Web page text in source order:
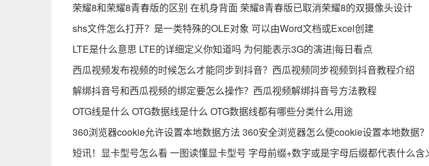
荣耀8和荣耀8青春版的区别 在机身背面 荣耀8青春版已取消荣耀8的双摄像头设计
shs文件怎么打开？是一类特殊的OLE对象 可以由Word文档或Excel创建
LTE是什么意思 LTE的详细定义你知道吗 为何能表示3G的演进|每日看点
西瓜视频发布视频的时候怎么才能同步到抖音？西瓜视频同步视频到抖音教程介绍
解绑抖音号和西瓜视频的绑定要怎么操作？西瓜视频解绑抖音号方法教程
OTG线是什么 OTG数据线是什么 OTG数据线都有哪些分类什么用途
360浏览器cookie允许设置本地数据方法 360安全浏览器怎么使cookie设置本地数据？
短讯！显卡型号怎么看 一图读懂显卡型号 字母前缀+数字或是字母后缀都代表什么含